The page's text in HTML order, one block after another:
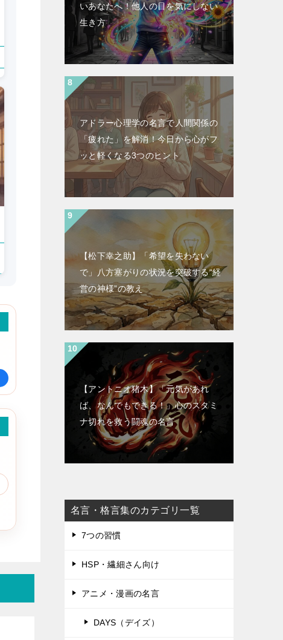
いあなたへ！他人の目を気にしない
生き方
アドラー心理学の名言で人間関係の
「疲れた」を解消！今日から心がフ
ッと軽くなる3つのヒント
【松下幸之助】「希望を失わない
で」八方塞がりの状況を突破する“経
営の神様”の教え
【アントニオ猪木】「元気があれ
ば、なんでもできる！」心のスタミ
ナ切れを救う闘魂の名言
名言・格言集のカテゴリ一覧
7つの習慣
HSP・繊細さん向け
アニメ・漫画の名言
DAYS（デイズ）